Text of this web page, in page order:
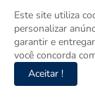
Este site utiliza
personalizar
garantir e
você concorda
Aceitar !